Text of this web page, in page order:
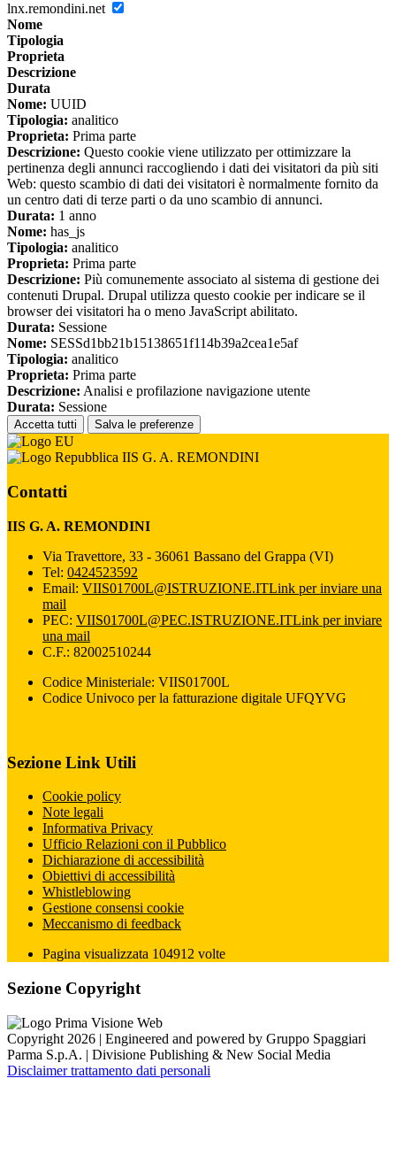
lnx.remondini.net
Nome
Tipologia
Proprieta
Descrizione
Durata
Nome: UUID
Tipologia: analitico
Proprieta: Prima parte
Descrizione: Questo cookie viene utilizzato per ottimizzare la
pertinenza degli annunci raccogliendo i dati dei visitatori da più siti
Web: questo scambio di dati dei visitatori è normalmente fornito da
un centro dati di terze parti o da uno scambio di annunci.
Durata: 1 anno
Nome: has_js
Tipologia: analitico
Proprieta: Prima parte
Descrizione: Più comunemente associato al sistema di gestione dei
contenuti Drupal. Drupal utilizza questo cookie per indicare se il
browser dei visitatori ha o meno JavaScript abilitato.
Durata: Sessione
Nome: SESSd1bb21b15138651f114b39a2cea1e5af
Tipologia: analitico
Proprieta: Prima parte
Descrizione: Analisi e profilazione navigazione utente
Durata: Sessione
Accetta tutti Salva le preferenze
IIS G. A. REMONDINI
Contatti
IIS G. A. REMONDINI
Via Travettore, 33 - 36061 Bassano del Grappa (VI)
Tel: 0424523592
Email: VIIS01700L@ISTRUZIONE.ITLink per inviare una
mail
PEC: VIIS01700L@PEC.ISTRUZIONE.ITLink per inviare
una mail
C.F.: 82002510244
Codice Ministeriale: VIIS01700L
Codice Univoco per la fatturazione digitale UFQYVG
Sezione Link Utili
Cookie policy
Note legali
Informativa Privacy
Ufficio Relazioni con il Pubblico
Dichiarazione di accessibilità
Obiettivi di accessibilità
Whistleblowing
Gestione consensi cookie
Meccanismo di feedback
Pagina visualizzata 104912 volte
Sezione Copyright
Copyright 2026 | Engineered and powered by Gruppo Spaggiari
Parma S.p.A. | Divisione Publishing & New Social Media
Disclaimer trattamento dati personali